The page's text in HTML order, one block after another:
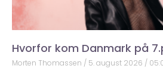
Hvorfor kom Danmark på
Morten Thomassen 5. august 2026